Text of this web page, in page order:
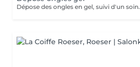
Dépose des ongles en gel, suivi d'un soin.